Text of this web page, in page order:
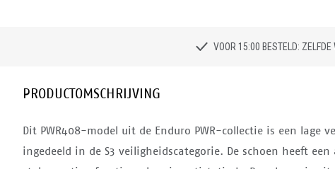
VOOR 15:00 BESTELD: ZELFDE
PRODUCTOMSCHRIJVING
Dit PWR408-model uit de Enduro PWR-collectie is een lage
ingedeeld in de S3 veiligheidscategorie. De schoen heeft